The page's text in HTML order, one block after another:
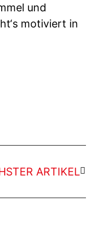
und
motiviert in
ARTIKEL